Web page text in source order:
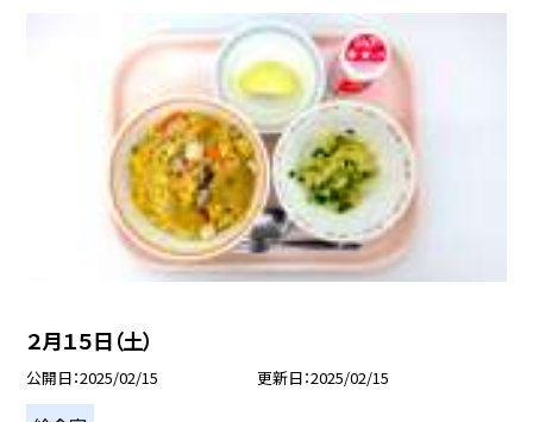
２月１５日（土）
公開日 2025/02/15 更新日 2025/02/15